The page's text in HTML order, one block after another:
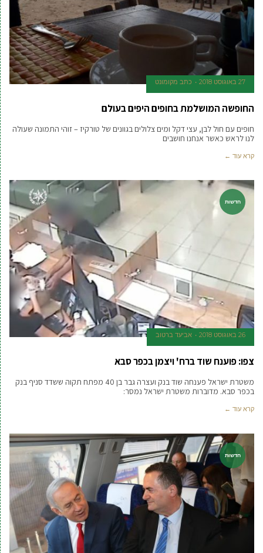
27 באוגוסט 2018 כתב מקומונט
החופשה המושלמת בחופים היפים בעולם
חופים עם חול לבן, עצי דקל ומים צלולים בגוונים של טורקיז – זוהי התמונה שעולה
לנו לראש כאשר אנחנו חושבים
קרא עוד ←
חדשות
26 באוגוסט 2018 אביעד ברטוב
צפו: פוענח שוד ברח' ויצמן בכפר סבא
משטרת ישראל פענחה שוד בנק ועצרה גבר בן 40 מפתח תקוה ששדד סניף בנק
בכפר סבא. מדוברות משטרת ישראל נמסר:
קרא עוד ←
חדשות